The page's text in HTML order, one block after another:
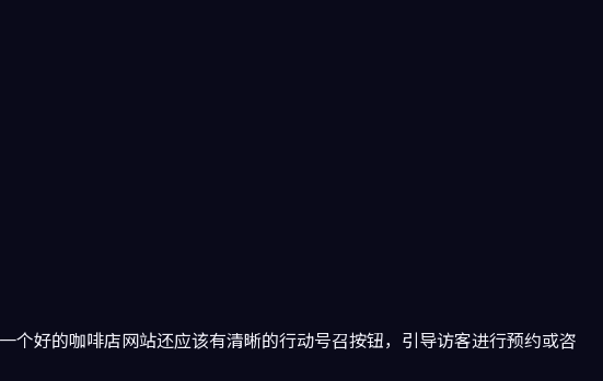
好的咖啡店网站还应该有清晰的行动号召按钮，引导访客进行预约或咨